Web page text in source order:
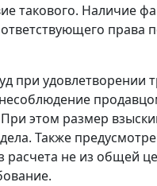
такового. Наличие
права
при
этом размер
Также
не из общей